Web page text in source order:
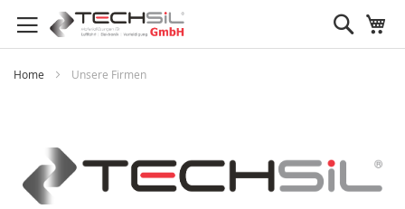
Search
Home Unsere Firmen